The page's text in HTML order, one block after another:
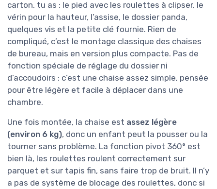
carton, tu as : le pied avec les roulettes à clipser, le
vérin pour la hauteur, l’assise, le dossier panda,
quelques vis et la petite clé fournie. Rien de
compliqué, c’est le montage classique des chaises
de bureau, mais en version plus compacte. Pas de
fonction spéciale de réglage du dossier ni
d’accoudoirs : c’est une chaise assez simple, pensée
pour être légère et facile à déplacer dans une
chambre.
Une fois montée, la chaise est assez légère
(environ 6 kg), donc un enfant peut la pousser ou la
tourner sans problème. La fonction pivot 360° est
bien là, les roulettes roulent correctement sur
parquet et sur tapis fin, sans faire trop de bruit. Il n’y
a pas de système de blocage des roulettes, donc si